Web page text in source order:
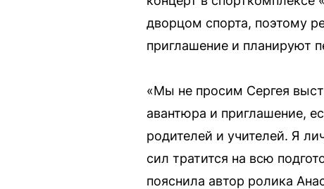
дворцом спорта, поэтому
приглашение и планируют
«Мы не просим Сергея
авантюра и приглашение,
родителей и учителей. Я
сил тратится на всю
пояснила автор ролика